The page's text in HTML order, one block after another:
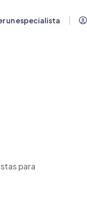
un especialista
para